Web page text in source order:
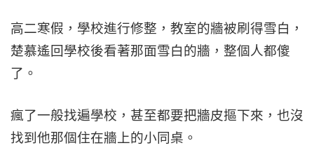
高二寒假，學校進行修整，教室的牆被刷得雪白，
楚慕遙回學校後看著那面雪白的牆，整個人都傻
了。
瘋了一般找遍學校，甚至都要把牆皮摳下來，也沒
找到他那個住在牆上的小同桌。